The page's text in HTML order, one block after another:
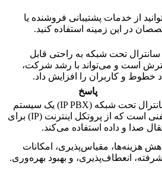
از خدمات پشتیبانی فروشنده یا
در این زمینه استفاده کنید.
سانترال تحت شبکه به راحتی قابل
است و می‌تواند با رشد شرکت،
خطوط و کاربران را افزایش داد.
پاسخ
سانترال تحت شبکه (IP PBX) یک سیستم
تلفنی است که از پروتکل اینترنت (IP) برای
صدا و داده استفاده می‌کند.
هزینه‌ها، مقیاس‌پذیری، امکانات
انعطاف‌پذیری، و بهبود بهره‌وری.